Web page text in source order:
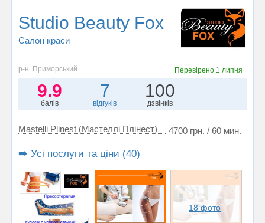
Studio Beauty Fox
Салон краси
р-н. Приморський Перевірено 1 липня
9.9
балів
7
відгуків
100
дзвінків
Mastelli Plinest (Мастеллі Плінест) 4700 грн. / 60 мин.
➡️ Усі послуги та ціни (40)
18 фото